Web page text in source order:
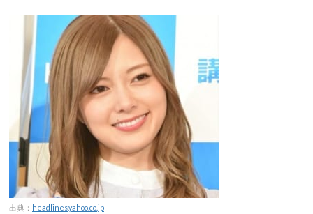
出典： headlines.yahoo.co.jp